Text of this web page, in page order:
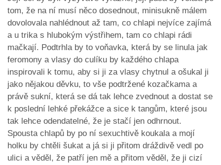
tom, že na ní musí něco dosednout, minisukně málem
dovolovala nahlédnout až tam, co chlapi nejvíce zajímá
a u trika s hlubokým výstřihem, tam co chlapi rádi
mačkají. Podtrhla by to voňavka, která by se linula jak
feromony a vlasy do culíku by každého chlapa
inspirovali k tomu, aby si ji za vlasy chytnul a ošukal ji
jako nějakou děvku, to vše podtržené kozačkama a
právě sukní, která se dá tak lehce zvednout a dostat se
k poslední lehké překážce a sice k tangům, které jsou
tak lehce odendatelné, že je stačí jen odhrnout.
Spousta chlapů by po ní sexuchtivě koukala a mojí
holku by chtěli šukat a já si ji přitom dráždivě vedl po
ulici a věděl, že patří jen mě a přitom věděl, že ji cizí